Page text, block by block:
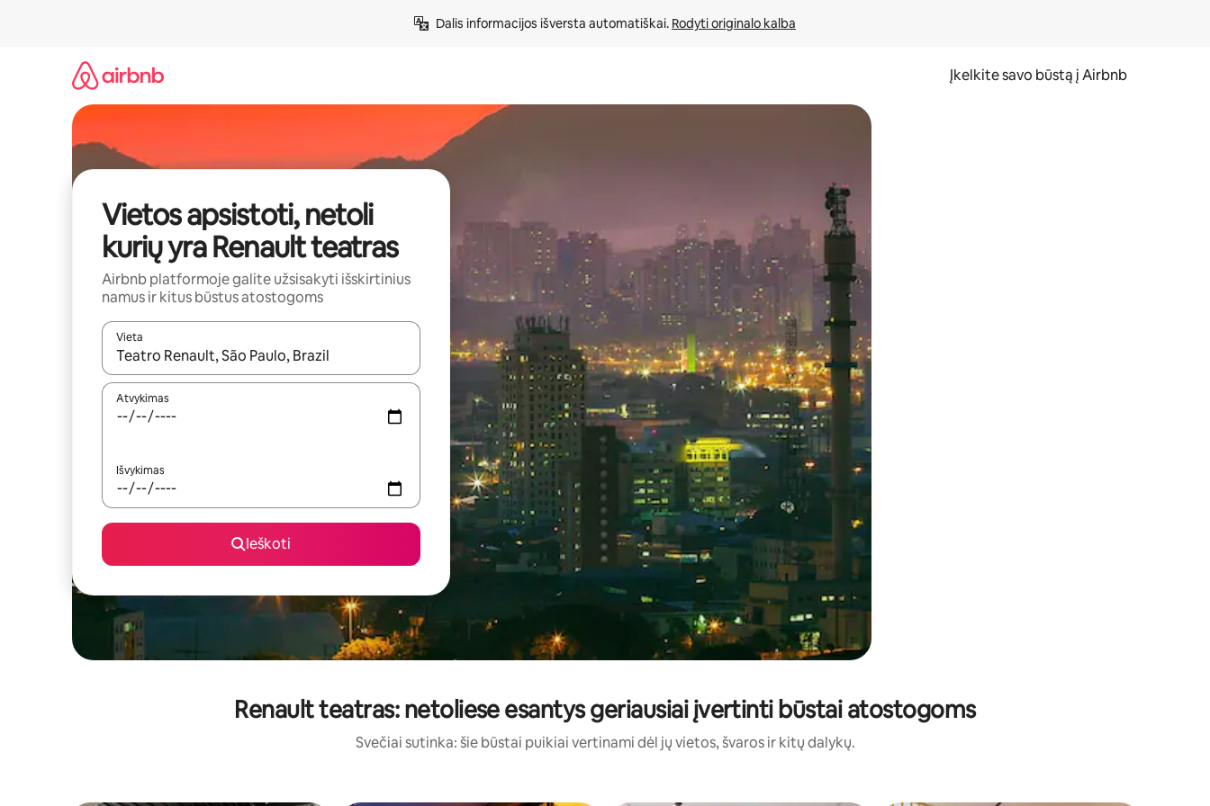
Dalis informacijos išversta automatiškai. Rodyti originalo kalba
Įkelkite savo būstą į Airbnb
Vietos apsistoti, netoli
kurių yra Renault teatras
Airbnb platformoje galite užsisakyti išskirtinius
namus ir kitus būstus atostogoms
Vieta
Kai pasirodys paieškos rezultatai, juos naršyti galite naudodami rodykles aukštyn ir žemyn arba liesdami ir braukdami per ekraną.
Atvykimas
Išvykimas
Ieškoti
Renault teatras: netoliese esantys geriausiai įvertinti būstai atostogoms
Svečiai sutinka: šie būstai puikiai vertinami dėl jų vietos, švaros ir kitų dalykų.